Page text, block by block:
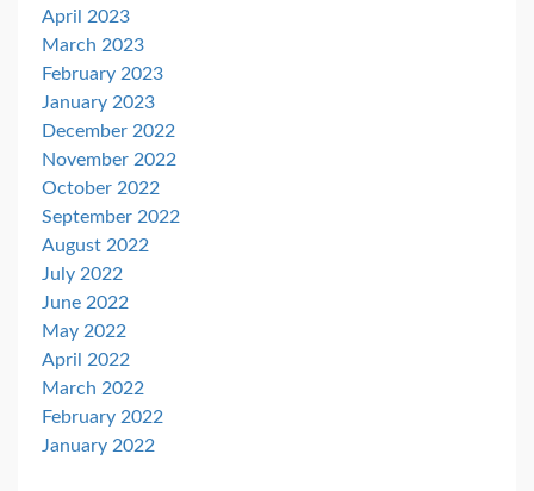
April 2023
March 2023
February 2023
January 2023
December 2022
November 2022
October 2022
September 2022
August 2022
July 2022
June 2022
May 2022
April 2022
March 2022
February 2022
January 2022